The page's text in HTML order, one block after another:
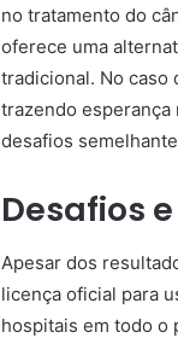
no tratamento do
oferece uma
tradicional. No caso
trazendo esperança
desafios
Desafios
Apesar dos
licença oficial para
hospitais em todo o